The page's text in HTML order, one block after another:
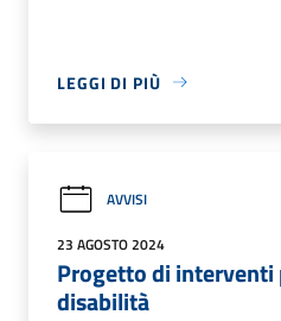
LEGGI DI PIÙ
AVVISI
23 AGOSTO 2024
Progetto di interventi
disabilità